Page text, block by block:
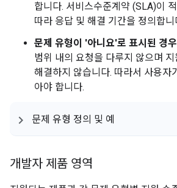
합니다. 서비스수준계약 (SLA)이
따라 응답 및 해결 기간을 정의합니
문제 유형이 '아니요'로 표시된 경
범위 내의 요청을 다루지 않으며
해결하지 않습니다. 따라서 사용자
아야 합니다.
문제 유형 정의 및 예
개발자 제품 영역